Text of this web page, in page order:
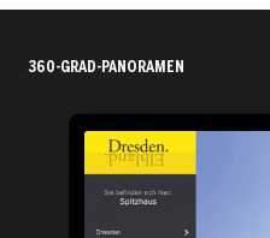
360-GRAD-PANORAMEN